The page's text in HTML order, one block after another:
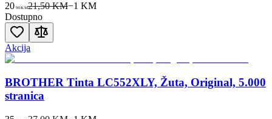
20 90KM21,50 KM−1 KM
Dostupno
Akcija
BROTHER Tinta LC552XLY, Žuta, Original, 5.000
stranica